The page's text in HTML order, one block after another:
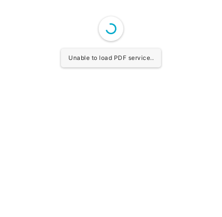
Unable to load PDF service..